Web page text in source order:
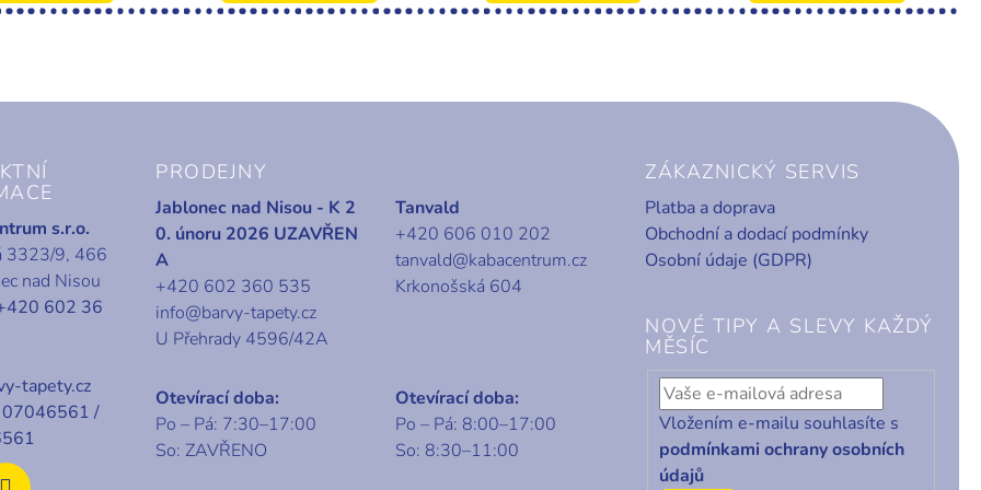
s.r.o.
3323/9, 466
nad Nisou
602 36
tapety.cz
07046561 /
PRODEJNY
Jablonec nad Nisou - K 2
0. únoru 2026 UZAVŘEN
A
+420 602 360 535
info@barvy-tapety.cz
U Přehrady 4596/42A
Tanvald
+420 606 010 202
tanvald@kabacentrum.cz
Krkonošská 604
Otevírací doba:
Po – Pá: 7:30–17:00
So: ZAVŘENO
Otevírací doba:
Po – Pá: 8:00–17:00
So: 8:30–11:00
ZÁKAZNICKÝ SERVIS
Platba a doprava
Obchodní a dodací podmínky
Osobní údaje (GDPR)
NOVÉ TIPY A SLEVY KAŽDÝ
MĚSÍC
Vložením e-mailu souhlasíte s
podmínkami ochrany osobních
údajů